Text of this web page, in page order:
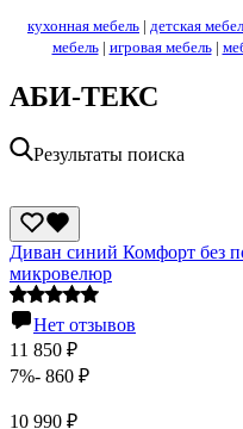
кухонная мебель | детская
мебель| игровая мебель|
АБИ-ТЕКС
Результаты поиска
Диван синий Комфорт без
микровелюр
Нет отзывов
11 850 ₽
7%- 860 ₽
10 990 ₽